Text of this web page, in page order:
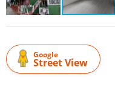
Google
Street View